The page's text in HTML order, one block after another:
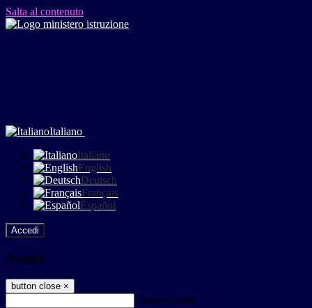
Salta al contenuto
Italiano
Italiano
English
Deutsch
Français
Español
Accedi
Accedi
button close ×
Nome Utente